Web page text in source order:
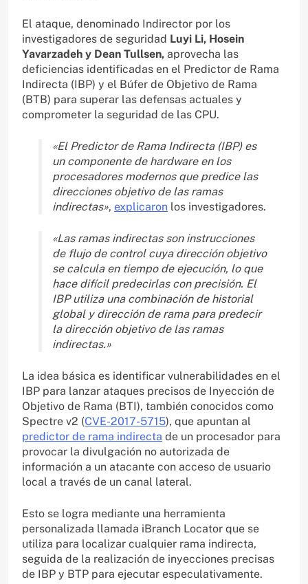
El ataque, denominado Indirector por los
investigadores de seguridad Luyi Li, Hosein
Yavarzadeh y Dean Tullsen, aprovecha las
deficiencias identificadas en el Predictor de Rama
Indirecta (IBP) y el Búfer de Objetivo de Rama
(BTB) para superar las defensas actuales y
comprometer la seguridad de las CPU.
«El Predictor de Rama Indirecta (IBP) es
un componente de hardware en los
procesadores modernos que predice las
direcciones objetivo de las ramas
indirectas», explicaron los investigadores.
«Las ramas indirectas son instrucciones
de flujo de control cuya dirección objetivo
se calcula en tiempo de ejecución, lo que
hace difícil predecirlas con precisión. El
IBP utiliza una combinación de historial
global y dirección de rama para predecir
la dirección objetivo de las ramas
indirectas.»
La idea básica es identificar vulnerabilidades en el
IBP para lanzar ataques precisos de Inyección de
Objetivo de Rama (BTI), también conocidos como
Spectre v2 (CVE-2017-5715), que apuntan al
predictor de rama indirecta de un procesador para
provocar la divulgación no autorizada de
información a un atacante con acceso de usuario
local a través de un canal lateral.
Esto se logra mediante una herramienta
personalizada llamada iBranch Locator que se
utiliza para localizar cualquier rama indirecta,
seguida de la realización de inyecciones precisas
de IBP y BTP para ejecutar especulativamente.